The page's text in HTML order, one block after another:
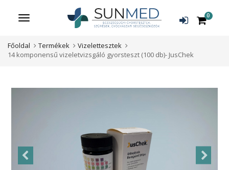
Menü 0
Főoldal Termékek
Vizelettesztek
14 komponensű vizeletvizsgáló gyorsteszt (100 db)- JusChek